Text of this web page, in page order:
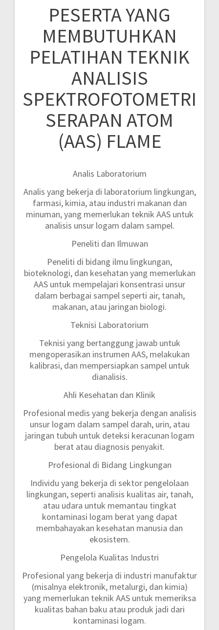
PESERTA YANG
MEMBUTUHKAN
PELATIHAN TEKNIK
ANALISIS
SPEKTROFOTOMETRI
SERAPAN ATOM
(AAS) FLAME
Analis Laboratorium
Analis yang bekerja di laboratorium lingkungan,
farmasi, kimia, atau industri makanan dan
minuman, yang memerlukan teknik AAS untuk
analisis unsur logam dalam sampel.
Peneliti dan Ilmuwan
Peneliti di bidang ilmu lingkungan,
bioteknologi, dan kesehatan yang memerlukan
AAS untuk mempelajari konsentrasi unsur
dalam berbagai sampel seperti air, tanah,
makanan, atau jaringan biologi.
Teknisi Laboratorium
Teknisi yang bertanggung jawab untuk
mengoperasikan instrumen AAS, melakukan
kalibrasi, dan mempersiapkan sampel untuk
dianalisis.
Ahli Kesehatan dan Klinik
Profesional medis yang bekerja dengan analisis
unsur logam dalam sampel darah, urin, atau
jaringan tubuh untuk deteksi keracunan logam
berat atau diagnosis penyakit.
Profesional di Bidang Lingkungan
Individu yang bekerja di sektor pengelolaan
lingkungan, seperti analisis kualitas air, tanah,
atau udara untuk memantau tingkat
kontaminasi logam berat yang dapat
membahayakan kesehatan manusia dan
ekosistem.
Pengelola Kualitas Industri
Profesional yang bekerja di industri manufaktur
(misalnya elektronik, metalurgi, dan kimia)
yang memerlukan teknik AAS untuk memeriksa
kualitas bahan baku atau produk jadi dari
kontaminasi logam.